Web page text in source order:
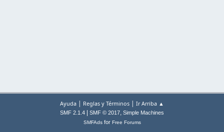
Ayuda | Reglas y Términos | Ir Arriba ▲
SMF 2.1.4 SMF © 2017, Simple Machines
SMFAdsfor Free Forums